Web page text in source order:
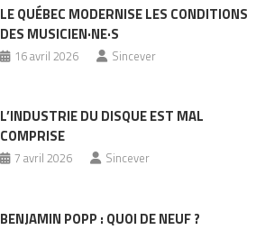
LE QUÉBEC MODERNISE LES CONDITIONS
DES MUSICIEN·NE·S
16 avril 2026 Sincever
L’INDUSTRIE DU DISQUE EST MAL
COMPRISE
7 avril 2026 Sincever
BENJAMIN POPP : QUOI DE NEUF ?